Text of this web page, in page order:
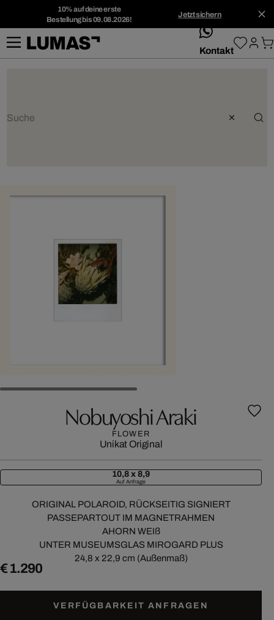
10% auf deine erste
Bestellung bis 09.08.2026!
Jetzt sichern
whatsApp
Kontakt
Nobuyoshi Araki
FLOWER
Unikat Original
10,8 x 8,9
Auf Anfrage
ORIGINAL POLAROID, RÜCKSEITIG SIGNIERT
PASSEPARTOUT IM MAGNETRAHMEN
AHORN WEIß
UNTER MUSEUMSGLAS MIROGARD PLUS
24,8 x 22,9 cm (Außenmaß)
€ 1.290
VERFÜGBARKEIT ANFRAGEN